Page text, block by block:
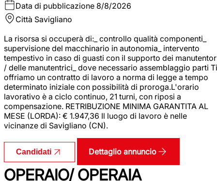
Data di pubblicazione 8/8/2026
Città Savigliano
La risorsa si occuperà di:_ controllo qualità componenti_
supervisione del macchinario in autonomia_ intervento
tempestivo in caso di guasti con il supporto dei
/ delle manutentrici_ dove necessario assemblaggio parti Ti
offriamo un contratto di lavoro a norma di legge a tempo
determinato iniziale con possibilità di proroga.L'orario
lavorativo è a ciclo continuo, 21 turni, con riposi a
compensazione. RETRIBUZIONE MINIMA GARANTITA AL
MESE (LORDA): € 1.947,36 Il luogo di lavoro è nelle
vicinanze di Savigliano (CN).
Candidati Dettaglio annuncio
OPERAIO/ OPERAIA